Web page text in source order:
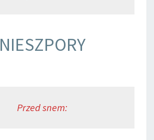
NIESZPORY
Przed snem: